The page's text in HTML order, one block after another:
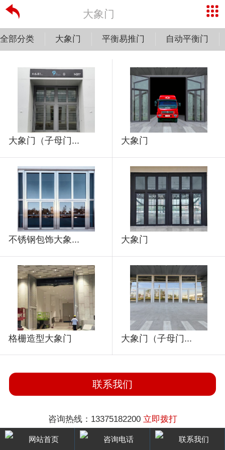
大象门
全部分类 大象门 平衡易推门 自动平衡门
大象门（子母门... 大象门
不锈钢包饰大象... 大象门
格栅造型大象门 大象门（子母门...
联系我们
咨询热线：13375182200 立即拨打
网站首页 咨询电话 联系我们